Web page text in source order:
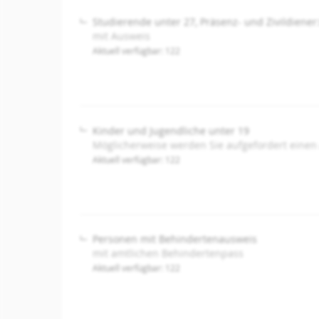
Studierende unter 27, Präsenz- und
mit Ausweis
Aktuell verfügbar: 122
Kinder und Jugendliche unter 19
Möglicherweise werden Sie aufgefordert einen
Aktuell verfügbar: 122
Personen mit Behindertenausweis
mit amtlichen Behindertenpass
Aktuell verfügbar: 122